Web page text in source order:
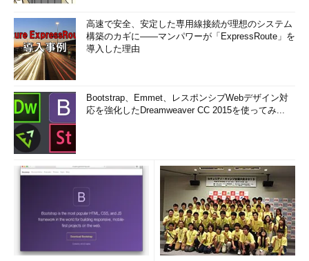
高速で安全、安定した専用線接続が理想のシステム
構築のカギに――マンパワーが「ExpressRoute」を
導入した理由
Bootstrap、Emmet、レスポンシブWebデザイン対
応を強化したDreamweaver CC 2015を使ってみ...